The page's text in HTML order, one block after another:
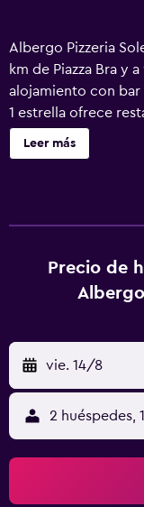
Albergo Pizzeria
km de Piazza Bra y
alojamiento con
1 estrella ofrece
acondicionado, wifi
a 10 km del hotel y
está a 11 km. El
Leer más
Precio de
Albergo
vie. 14/8
2 huéspedes,